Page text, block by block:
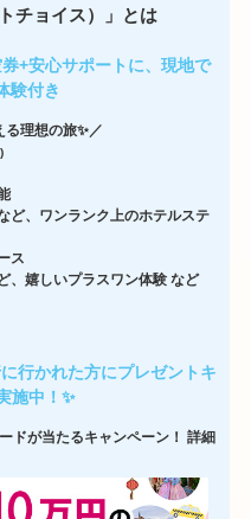
チョイス）」とは
+安心サポートに、現地で
験付き
理想の旅✨／
ど、ワンランク上のホテルステ
ス
、嬉しいプラスワン体験 など
行かれた方にプレゼントキ
施中！✨
ドが当たるキャンペーン！ 詳細